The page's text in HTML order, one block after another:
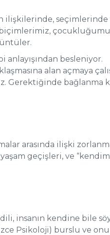
ilişkilerinde, seçimlerinde
besleniyor.
alan açmaya
bağlanma
arasında ilişki
geçişleri, ve
insanın kendine bile
Psikoloji) burslu ve